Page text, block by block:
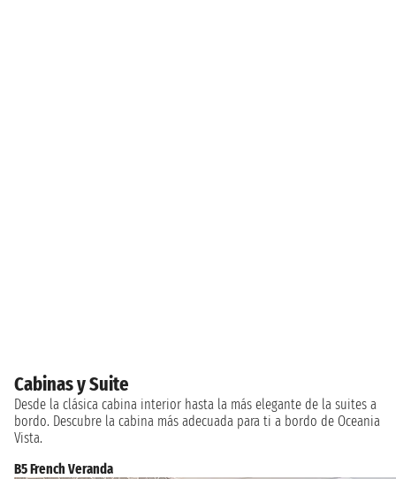
Cabinas y Suite
Desde la clásica cabina interior hasta la más elegante de la suites a
bordo. Descubre la cabina más adecuada para ti a bordo de Oceania
Vista.
B5 French Veranda